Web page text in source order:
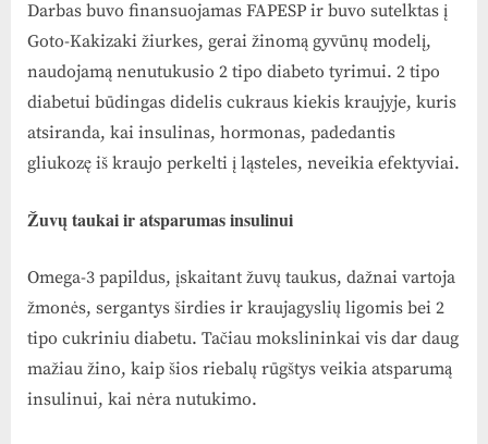
Darbas buvo finansuojamas FAPESP ir buvo sutelktas į
Goto-Kakizaki žiurkes, gerai žinomą gyvūnų modelį,
naudojamą nenutukusio 2 tipo diabeto tyrimui. 2 tipo
diabetui būdingas didelis cukraus kiekis kraujyje, kuris
atsiranda, kai insulinas, hormonas, padedantis
gliukozę iš kraujo perkelti į ląsteles, neveikia efektyviai.
Žuvų taukai ir atsparumas insulinui
Omega-3 papildus, įskaitant žuvų taukus, dažnai vartoja
žmonės, sergantys širdies ir kraujagyslių ligomis bei 2
tipo cukriniu diabetu. Tačiau mokslininkai vis dar daug
mažiau žino, kaip šios riebalų rūgštys veikia atsparumą
insulinui, kai nėra nutukimo.